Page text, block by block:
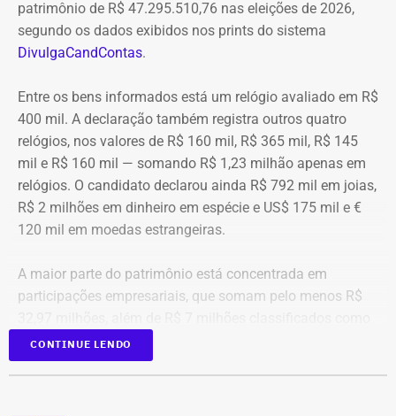
patrimônio de R$ 47.295.510,76 nas eleições de 2026,
segundo os dados exibidos nos prints do sistema
DivulgaCandContas.
Entre os bens informados está um relógio avaliado em R$
400 mil. A declaração também registra outros quatro
relógios, nos valores de R$ 160 mil, R$ 365 mil, R$ 145
mil e R$ 160 mil — somando R$ 1,23 milhão apenas em
relógios. O candidato declarou ainda R$ 792 mil em joias,
R$ 2 milhões em dinheiro em espécie e US$ 175 mil e €
120 mil em moedas estrangeiras.
A maior parte do patrimônio está concentrada em
participações empresariais, que somam pelo menos R$
“valores de diversos créditos”. Também aparecem na
relação imóveis, incluindo uma cobertura declarada por
CONTINUE LENDO